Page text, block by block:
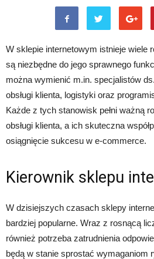
W sklepie internetowym istnieje wiele
są niezbędne do jego sprawnego
można wymienić m.in. specjalistów
obsługi klienta, logistyki oraz
Każde z tych stanowisk pełni ważną
obsługi klienta, a ich skuteczna
osiągnięcie sukcesu w e-commerce.
Kierownik sklepu
W dzisiejszych czasach sklepy
bardziej popularne. Wraz z rosnącą
również potrzeba zatrudnienia
będą w stanie sprostać wymaganiom